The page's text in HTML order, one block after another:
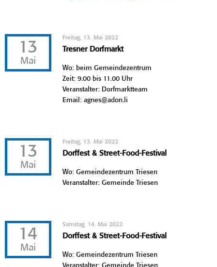
13
Mai
Freitag, 13. Mai 2022
Tresner Dorfmarkt
Wo: beim Gemeindezentrum
Zeit: 9.00 bis 11.00 Uhr
Veranstalter: Dorfmarktteam
Email: agnes@adon.li
13
Mai
Freitag, 13. Mai 2022
Dorffest & Street-Food-Festival
Wo: Gemeindezentrum Triesen
Veranstalter: Gemeinde Triesen
14
Mai
Samstag, 14. Mai 2022
Dorffest & Street-Food-Festival
Wo: Gemeindezentrum Triesen
Veranstalter: Gemeinde Triesen